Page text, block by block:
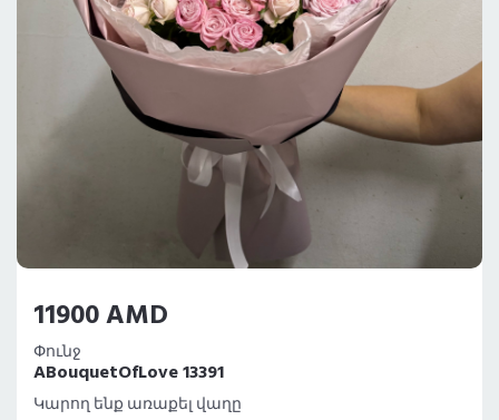
11900 AMD
Փունջ
ABouquetOfLove 13391
Կարող ենք առաքել վաղը